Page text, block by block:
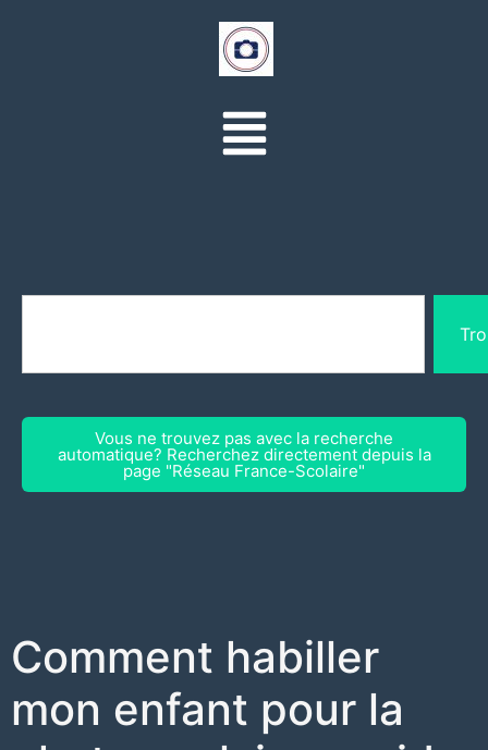
Vous ne trouvez pas avec la recherche
automatique? Recherchez directement depuis la
page "Réseau France-Scolaire"
Comment habiller
mon enfant pour la